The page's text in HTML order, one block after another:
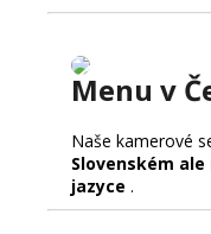
Menu v
Naše kamerové
Slovenském
jazyce .